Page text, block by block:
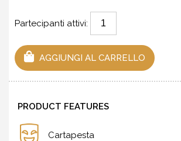
Partecipanti attivi:
AGGIUNGI AL CARRELLO
PRODUCT FEATURES
Cartapesta